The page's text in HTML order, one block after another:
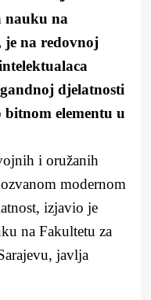
nauku na
na redovnoj
djelatnosti
elementu u
i oružanih
modernom
izjavio je
na Fakultetu za
javlja